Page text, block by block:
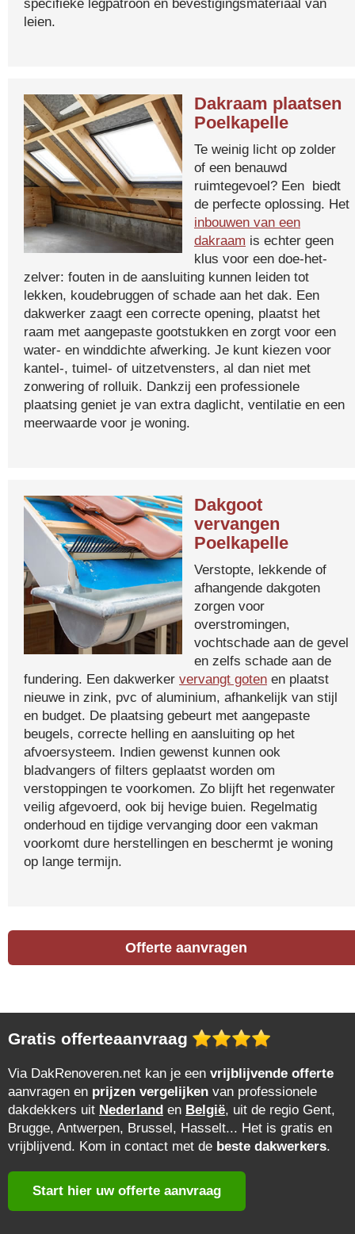
specifieke legpatroon en bevestigingsmateriaal van
leien.
Dakraam plaatsen
Poelkapelle
Te weinig licht op zolder
of een benauwd
ruimtegevoel? Een biedt
de perfecte oplossing. Het
inbouwen van een
dakraam is echter geen
klus voor een doe-het-
zelver: fouten in de aansluiting kunnen leiden tot
lekken, koudebruggen of schade aan het dak. Een
dakwerker zaagt een correcte opening, plaatst het
raam met aangepaste gootstukken en zorgt voor een
water- en winddichte afwerking. Je kunt kiezen voor
kantel-, tuimel- of uitzetvensters, al dan niet met
zonwering of rolluik. Dankzij een professionele
plaatsing geniet je van extra daglicht, ventilatie en een
meerwaarde voor je woning.
Dakgoot
vervangen
Poelkapelle
Verstopte, lekkende of
afhangende dakgoten
zorgen voor
overstromingen,
vochtschade aan de gevel
en zelfs schade aan de
fundering. Een dakwerker vervangt goten en plaatst
nieuwe in zink, pvc of aluminium, afhankelijk van stijl
en budget. De plaatsing gebeurt met aangepaste
beugels, correcte helling en aansluiting op het
afvoersysteem. Indien gewenst kunnen ook
bladvangers of filters geplaatst worden om
verstoppingen te voorkomen. Zo blijft het regenwater
veilig afgevoerd, ook bij hevige buien. Regelmatig
onderhoud en tijdige vervanging door een vakman
voorkomt dure herstellingen en beschermt je woning
op lange termijn.
Offerte aanvragen
Gratis offerteaanvraag
Via DakRenoveren.net kan je een vrijblijvende offerte
aanvragen en prijzen vergelijken van professionele
dakdekkers uit Nederland en België, uit de regio Gent,
Brugge, Antwerpen, Brussel, Hasselt... Het is gratis en
vrijblijvend. Kom in contact met de beste dakwerkers.
Start hier uw offerte aanvraag